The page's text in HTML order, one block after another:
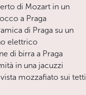
di Mozart in un
a Praga
di Praga su un
elettrico
di birra a Praga
in una jacuzzi
mozzafiato sui tetti